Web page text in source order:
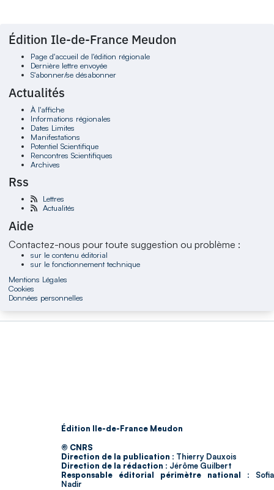
Édition Ile-de-France Meudon
Page d'accueil de l'édition régionale
Dernière lettre envoyée
S'abonner/se désabonner
Actualités
À l'affiche
Informations régionales
Dates Limites
Manifestations
Potentiel Scientifique
Rencontres Scientifiques
Archives
Rss
Lettres
Actualités
Aide
Contactez-nous pour toute suggestion ou problème :
sur le contenu éditorial
sur le fonctionnement technique
Mentions Légales
Cookies
Données personnelles
Édition Ile-de-France Meudon
© CNRS
Direction de la publication : Thierry Dauxois
Direction de la rédaction : Jérôme Guilbert
Responsable éditorial périmètre national : Sofia
Nadir